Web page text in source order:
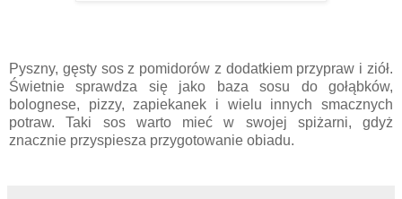
Pyszny, gęsty sos z pomidorów z dodatkiem przypraw i ziół.
Świetnie sprawdza się jako baza sosu do gołąbków,
bolognese, pizzy, zapiekanek i wielu innych smacznych
potraw. Taki sos warto mieć w swojej spiżarni, gdyż
znacznie przyspiesza przygotowanie obiadu.